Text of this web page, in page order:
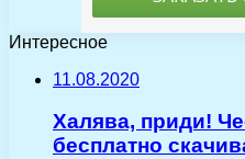
Интересное
11.08.2020
Халява, приди!
бесплатно